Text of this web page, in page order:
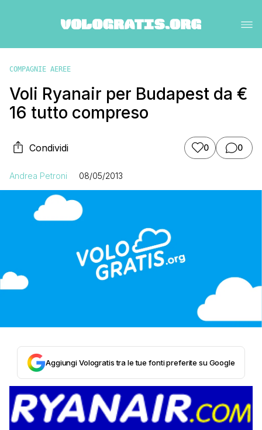
COMPAGNIE AEREE
Voli Ryanair per Budapest da €
16 tutto compreso
Condividi 0 0
Andrea Petroni 08/05/2013
Aggiungi Vologratis tra le tue fonti preferite su Google